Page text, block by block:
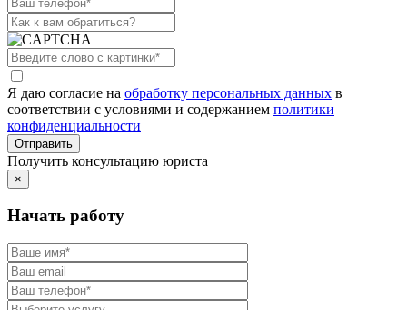
Я даю согласие на обработку персональных данных в
соответствии с условиями и содержанием политики
конфиденциальности
Получить консультацию юриста
×
Начать работу